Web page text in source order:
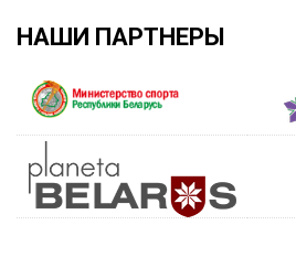
НАШИ ПАРТНЕРЫ